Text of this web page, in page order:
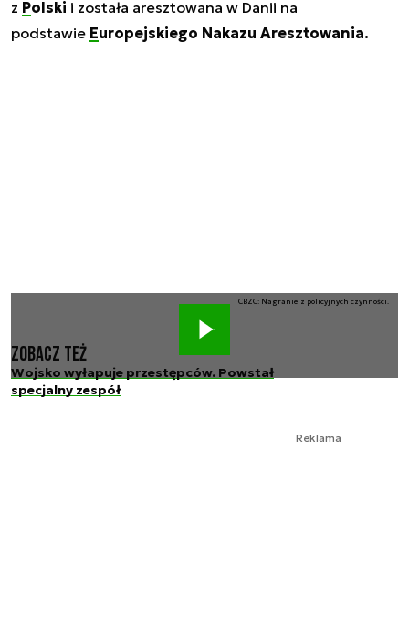
z Polski i została aresztowana w Danii na
podstawie Europejskiego Nakazu Aresztowania.
CBZC: Nagranie z policyjnych czynności.
Zobacz też
Wojsko wyłapuje przestępców. Powstał
specjalny zespół
Reklama